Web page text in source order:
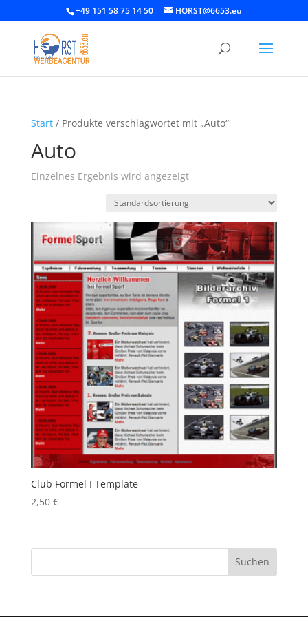
+49 151 58 75 14 50 HORST@6653.eu
Start/ Produkte verschlagwortet mit „Auto“
Auto
Einzelnes Ergebnis wird angezeigt
Club Formel I Template
2,50 €